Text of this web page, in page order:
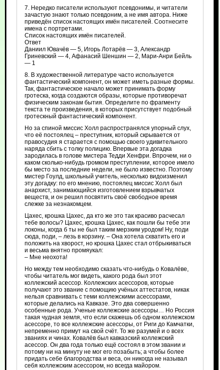
7. Нередко писатели используют псевдонимы, и читатели
зачастую знают только псевдоним, а не имя автора. Ниже
приведён список настоящих имён писателей. Соотнесите
имена с портретами.
Список настоящих имён писателей.
Ответ
Даниил Ювачёв — 5, Игорь Лотарёв — 3, Александр
Гриневский — 4, Афанасий Шеншин — 2, Мари-Анри Бейль
— 1
8. В художественной литературе часто используется
фантастический компонент, он может иметь разные формы.
Так, фантастическое начало может принимать форму
гротеска, когда создаются образы, которые противоречат
физическим законам бытия. Определите по фрагменту
текста те произведения, в которых присутствует подобный
гротескный фантастический компонент.
Но за спиной миссис Холл распространялся упорный слух,
что её постоялец – преступник, который скрывается от
правосудия я старается с помощью своего удивительного
наряда сбить с толку полицию. Впервые эта догадка
зародилась в голове мистера Тедди Хенфри. Впрочем, ни о
каком сколько‑нибудь громком преступлении, которое имело
бы место за последние недели, не было известно. Поэтому
мистер Гоулд, школьный учитель, несколько видоизменил
эту догадку: по его мнению, постоялец миссис Холл был
анархист, занимающийся изготовлением взрывчатых
веществ, и он решил посвятить своё свободное время
слежке за незнакомцем.
Цахес, крошка Цахес, да кто же это так красиво расчесал
тебе волосы? Цахес, крошка Цахес, как пошли бы тебе эти
локоны, когда б ты не был таким мерзким уродом! Ну, поди
сюда, поди, – лезь в корзину. – Она хотела схватить его и
положить на хворост, но крошка Цахес стал отбрыкиваться
и весьма внятно промяукал:
– Мне неохота!
Но между тем необходимо сказать что-нибудь о Ковалёве,
чтобы читатель мог видеть, какого рода был этот
коллежский асессор. Коллежских асессоров, которые
получают это звание с помощию учёных аттестатов, никак
нельзя сравнивать с теми коллежскими асессорами,
которые делались на Кавказе. Это два совершенно
особенные рода. Ученые коллежские асессоры… Но Россия
такая чудная земля, что если скажешь об одном коллежском
асессоре, то все коллежские асессоры, от Риги до Камчатки,
непременно примут на свой счёт. То же разумей и о всех
званиях и чинах. Ковалёв был кавказский коллежский
асессор. Он два года только ещё состоял в этом звании и
потому ни на минуту не мог его позабыть; а чтобы более
придать себе благородства и веса, он никогда не называл
себя коллежским асессором, но всегда майором.